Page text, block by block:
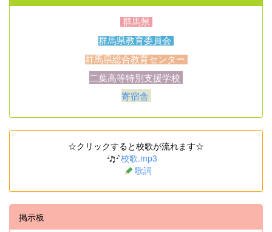
群馬県
群馬県教育委員会
群馬県総合教育センター
二葉高等特別支援学校
寄宿舎
☆クリックすると校歌が流れます☆
校歌.mp3
歌詞
掲示板